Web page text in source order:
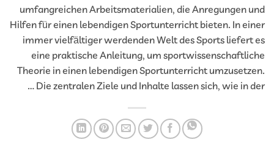
umfangreichen Arbeitsmaterialien, die Anregungen
Hilfen für einen lebendigen Sportunterricht bieten. In
immer vielfältiger werdenden Welt des Sports
eine praktische Anleitung, um
Theorie in einen lebendigen Sportunterricht
Die zentralen Ziele und Inhalte lassen sich, wie in